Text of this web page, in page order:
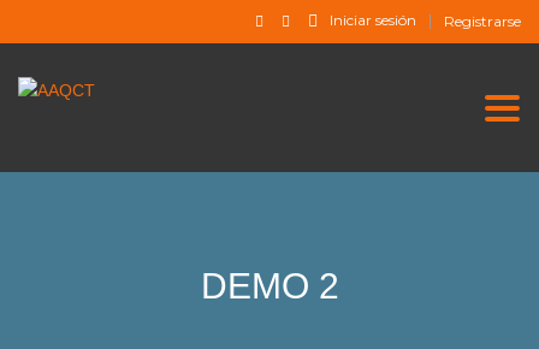
Iniciar sesión Registrarse
DEMO 2